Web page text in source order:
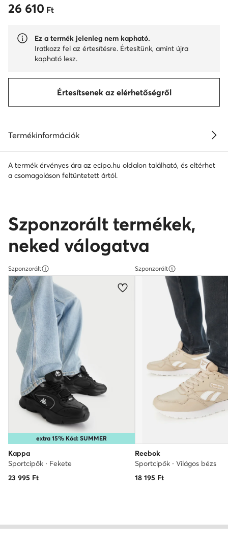
26 610 Ft
26 610 Ft
Ez a termék jelenleg nem kapható.
Iratkozz fel az értesítésre. Értesítünk, amint újra
kapható lesz.
Értesítsenek az elérhetőségről
Termékinformációk
A termék érvényes ára az ecipo.hu oldalon található, és eltérhet
a csomagoláson feltüntetett ártól.
Szponzorált termékek,
neked válogatva
Szponzorált
extra 15% Kód: SUMMER
Kappa
Sportcipők · Fekete
23 995 Ft
Szponzorált
Reebok
Sportcipők · Világos bézs
18 195 Ft